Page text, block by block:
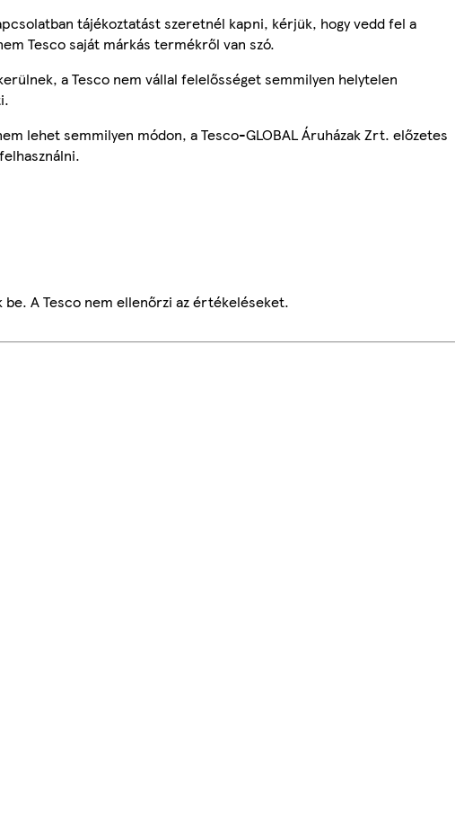
tájékoztatást szeretnél kapni, kérjük, hogy vedd fel a
Tesco saját márkás termékről van szó.
a Tesco nem vállal felelősséget semmilyen helytelen
lehet semmilyen módon, a Tesco-GLOBAL Áruházak Zrt. előzetes
A Tesco nem ellenőrzi az értékeléseket.